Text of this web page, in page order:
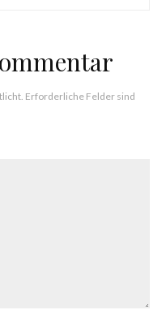
Erforderliche Felder sind